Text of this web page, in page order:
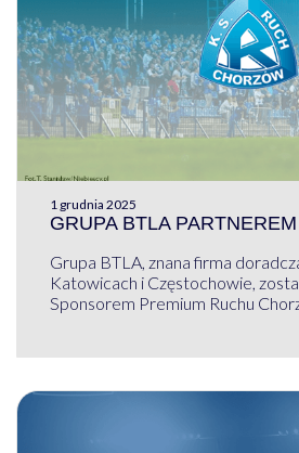
1 grudnia 2025
GRUPA BTLA
Grupa BTLA, znana firma
Katowicach i Częstochowie,
Sponsorem Premium Ruchu